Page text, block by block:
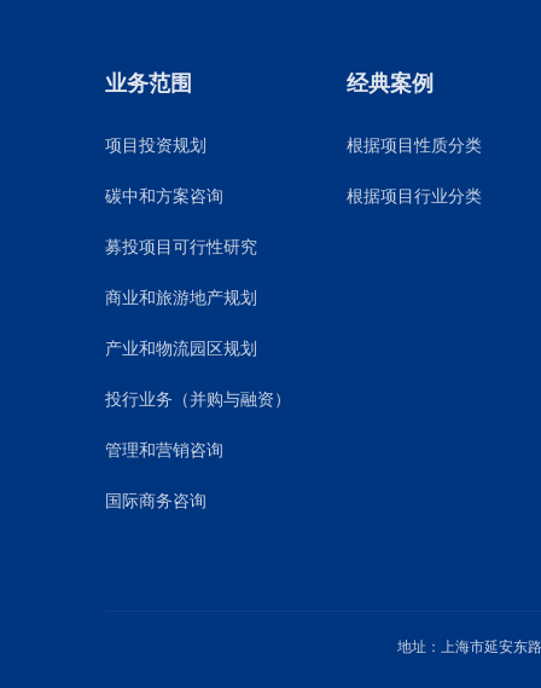
业务范围
项目投资规划
碳中和方案咨询
募投项目可行性研究
商业和旅游地产规划
产业和物流园区规划
投行业务（并购与融资）
管理和营销咨询
国际商务咨询
经典案例
根据项目性质分类
根据项目行业分类
地址：上海市延安